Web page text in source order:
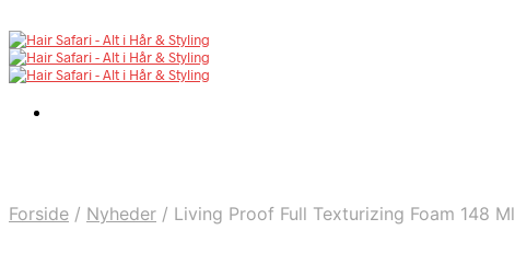
Forside / Nyheder / Living Proof Full Texturizing Foam 148 Ml